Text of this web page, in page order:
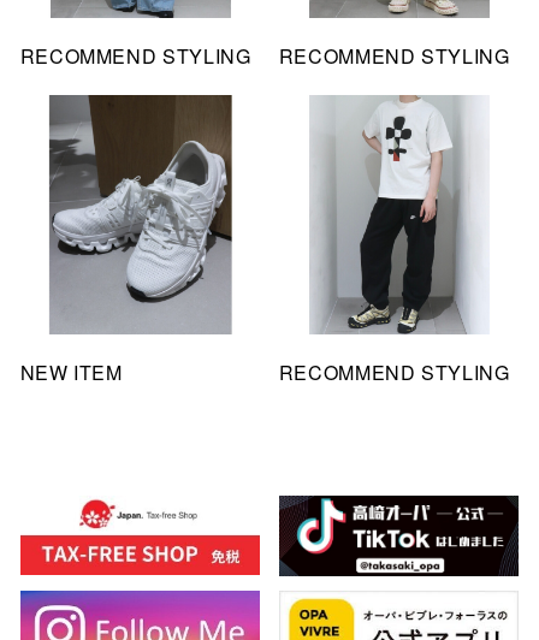
RECOMMEND STYLING RECOMMEND STYLING
NEW ITEM RECOMMEND STYLING